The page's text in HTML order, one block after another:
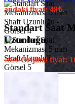
andaki fiyat: 48₺.
Standart Saat
Uzunluğu
180₺ Orijinal fiyat: